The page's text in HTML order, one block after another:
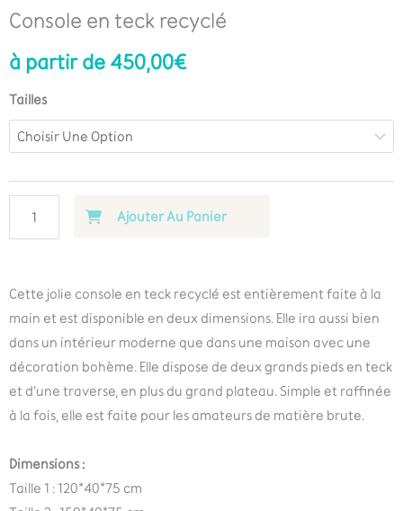
Console en teck recyclé
à partir de 450,00€
Tailles
Ajouter Au Panier
Cette jolie console en teck recyclé est entièrement faite à la
main et est disponible en deux dimensions. Elle ira aussi bien
dans un intérieur moderne que dans une maison avec une
décoration bohème. Elle dispose de deux grands pieds en teck
et d’une traverse, en plus du grand plateau. Simple et raffinée
à la fois, elle est faite pour les amateurs de matière brute.
Dimensions :
Taille 1 : 120*40*75 cm